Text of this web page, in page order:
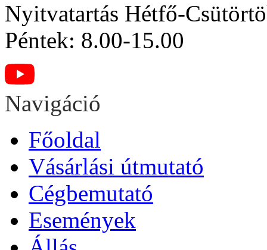
Nyitvatartás Hétfő-
Péntek: 8.00-15.00
Navigáció
Főoldal
Vásárlási útmutató
Cégbemutató
Események